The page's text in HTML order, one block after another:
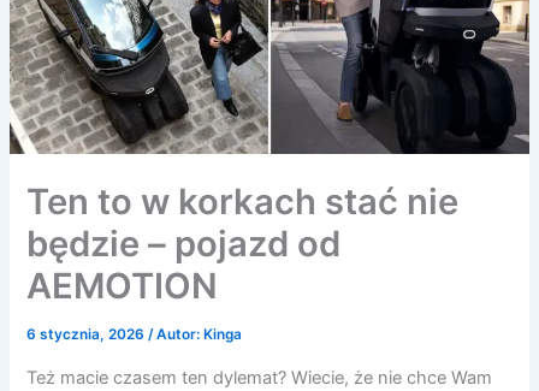
Ten to w korkach stać nie
będzie – pojazd od
AEMOTION
6 stycznia, 2026/ Autor: Kinga
Też macie czasem ten dylemat? Wiecie, że nie chce Wam